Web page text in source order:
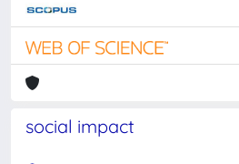
social impact